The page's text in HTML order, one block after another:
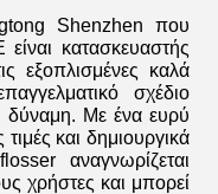
Shenzhen που
κατασκευαστής
εξοπλισμένες καλά
σχέδιο
δύναμη. Με ένα ευρύ
και δημιουργικά
αναγνωρίζεται
χρήστες και μπορεί